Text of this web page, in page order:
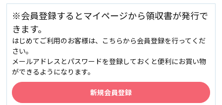
※会員登録するとマイページから領収書が発行で
きます。
はじめてご利用のお客様は、こちらから会員登録を行ってくだ
さい。
メールアドレスとパスワードを登録しておくと便利にお買い物
ができるようになります。